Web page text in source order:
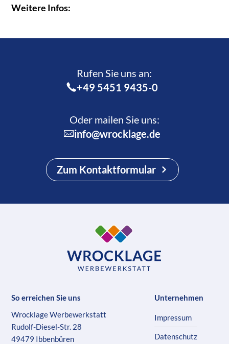
Weitere Infos:
Rufen Sie uns an:­
+49 5451 9435-0
Oder mailen Sie uns:
info@wrocklage.de
Zum Kontaktformular
So erreichen Sie uns
Wrocklage Werbewerkstatt
Rudolf-Diesel-Str. 28
49479 Ibbenbüren
Unternehmen
Impressum
Datenschutz